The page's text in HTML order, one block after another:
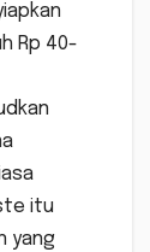
Rp 40-
itu
yang